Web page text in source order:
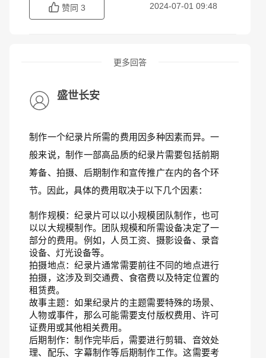
赞同 3 2024-07-01 09:48
更多回答
盛世长安
制作一个纪录片所需的费用因多种因素而异。一
般来说，制作一部高品质的纪录片需要包括前期
筹备、拍摄、后期制作和宣传推广在内的各个环
节。因此，具体的费用取决于以下几个因素：
制作规模：纪录片可以以小规模团队制作，也可
以以大规模制作。团队规模和所需设备决定了一
部分的费用。例如，人员工资、摄影设备、录音
设备、灯光设备等。
拍摄地点：纪录片通常需要前往不同的地点进行
拍摄，这涉及到交通费、食宿费以及特定位置的
租赁费。
故事主题：如果纪录片的主题需要特殊的场景、
人物或事件，那么可能需要支付版权费用、许可
证费用或其他相关费用。
后期制作：制作完毕后，需要进行剪辑、音效处
理、配乐、字幕制作等后期制作工作。这需要考